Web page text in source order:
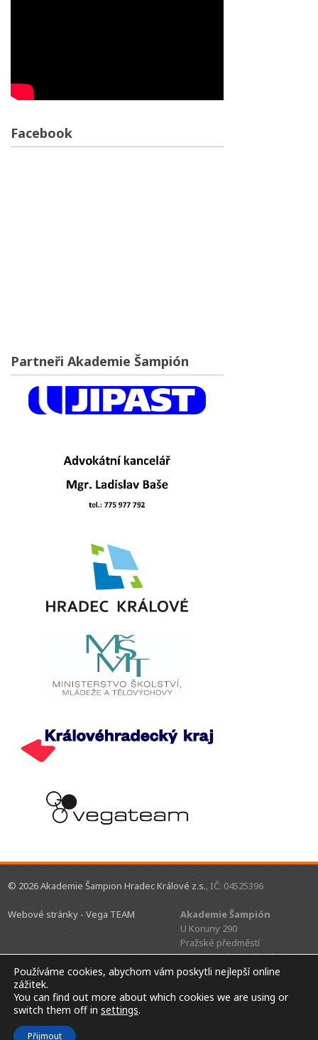
Facebook
Partneři Akademie Šampión
© 2026 Akademie Šampion Hradec Králové z.s., IČ: 04525396
Webové stránky - Vega TEAM
Akademie Šampión
U Koruny 290
Pražské předměstí
500 02 Hradec Králové
Používáme cookies, abychom vám poskytli nejlepší online
zážitek.
You can find out more about which cookies we are using or
switch them off in settings.
Přijmout